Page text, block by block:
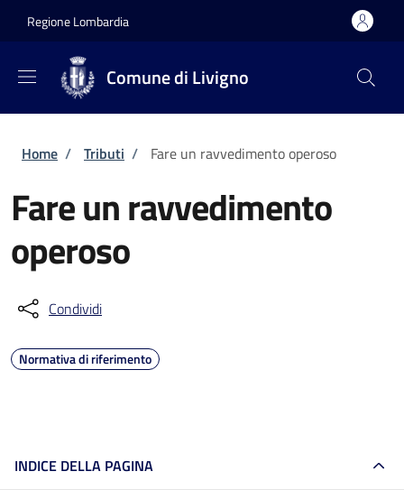
Regione Lombardia
Comune di Livigno
Briciole di pane
Home / Tributi / Fare un ravvedimento operoso
Fare un ravvedimento
operoso
Condividi
Normativa di riferimento
INDICE DELLA PAGINA